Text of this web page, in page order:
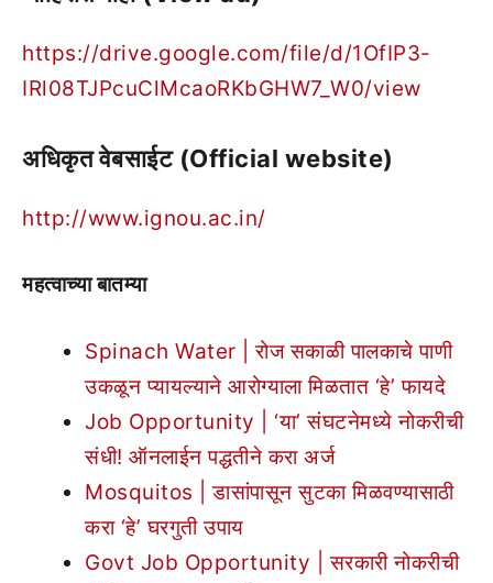
https://drive.google.com/file/d/1OfIP3-
IRl08TJPcuClMcaoRKbGHW7_W0/view
अधिकृत वेबसाईट (Official website)
http://www.ignou.ac.in/
महत्वाच्या बातम्या
Spinach Water | रोज सकाळी पालकाचे पाणी
उकळून प्यायल्याने आरोग्याला मिळतात ‘हे’ फायदे
Job Opportunity | ‘या’ संघटनेमध्ये नोकरीची
संधी! ऑनलाईन पद्धतीने करा अर्ज
Mosquitos | डासांपासून सुटका मिळवण्यासाठी
करा ‘हे’ घरगुती उपाय
Govt Job Opportunity | सरकारी नोकरीची